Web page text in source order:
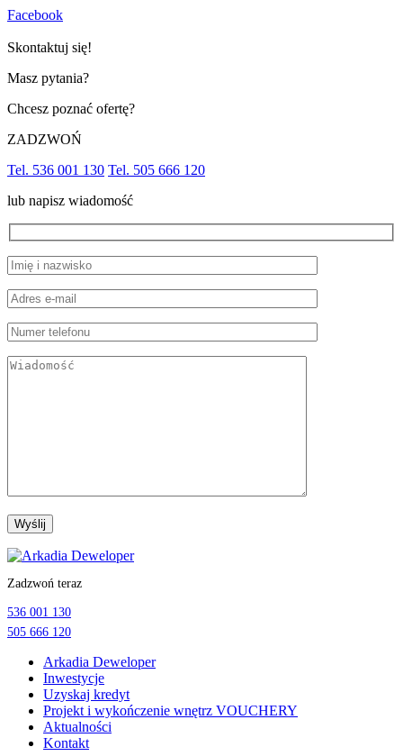
Facebook
Skontaktuj się!
Masz pytania?
Chcesz poznać ofertę?
ZADZWOŃ
Tel. 536 001 130 Tel. 505 666 120
lub napisz wiadomość
Przejdź
treści
Zadzwoń teraz
536 001 130
505 666 120
Arkadia Deweloper
Inwestycje
Uzyskaj kredyt
Projekt i wykończenie wnętrz VOUCHERY
Aktualności
Kontakt